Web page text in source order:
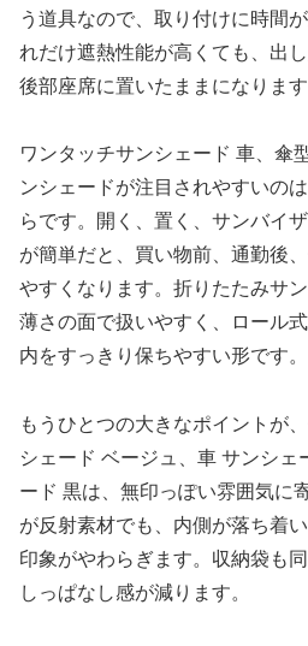
う道具なので、取り付けに時間
れだけ遮熱性能が高くても、出
後部座席に置いたままになります
ワンタッチサンシェード 車、傘
ンシェードが注目されやすいの
らです。開く、置く、サンバイ
が簡単だと、買い物前、通勤後
やすくなります。折りたたみサ
薄さの面で扱いやすく、ロール
内をすっきり保ちやすい形です。
もうひとつの大きなポイントが
シェード ベージュ、車 サンシェ
ード 黒は、無印っぽい雰囲気に
が反射素材でも、内側が落ち着
印象がやわらぎます。収納袋も
しっぱなし感が減ります。